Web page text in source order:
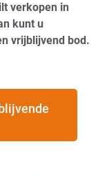
verkopen in
kunt u
vrijblijvend bod.